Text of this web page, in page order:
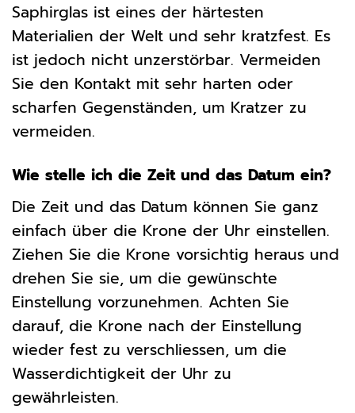
Saphirglas ist eines der härtesten
Materialien der Welt und sehr kratzfest. Es
ist jedoch nicht unzerstörbar. Vermeiden
Sie den Kontakt mit sehr harten oder
scharfen Gegenständen, um Kratzer zu
vermeiden.
Wie stelle ich die Zeit und das Datum ein?
Die Zeit und das Datum können Sie ganz
einfach über die Krone der Uhr einstellen.
Ziehen Sie die Krone vorsichtig heraus und
drehen Sie sie, um die gewünschte
Einstellung vorzunehmen. Achten Sie
darauf, die Krone nach der Einstellung
wieder fest zu verschliessen, um die
Wasserdichtigkeit der Uhr zu
gewährleisten.